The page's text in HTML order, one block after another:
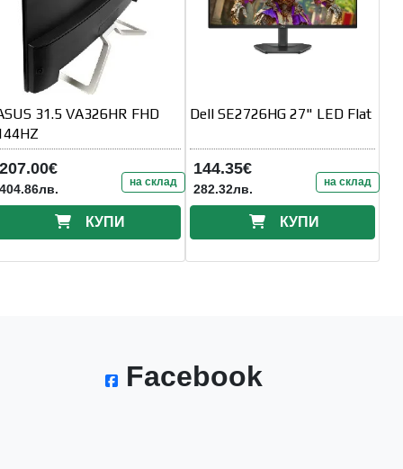
31.5 VA326HR FHD
207.00€
404.86лв. на склад
КУПИ
Dell SE2726HG 27" LED Flat
144.35€
282.32лв. на склад
КУПИ
Facebook